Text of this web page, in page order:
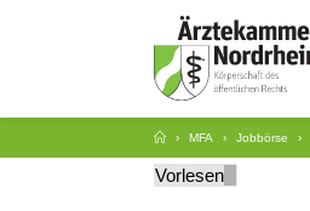
MFA Jobbörse
Vorlesen